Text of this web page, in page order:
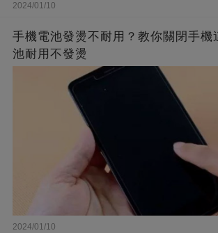
2024/01/10
手機電池發燙不耐用？教你關閉手機
池耐用不發燙
2024/01/10